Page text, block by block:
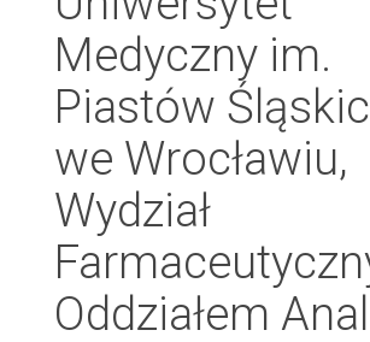
Medyczny im.
Piastów
we Wrocławiu,
Wydział
Oddziałem